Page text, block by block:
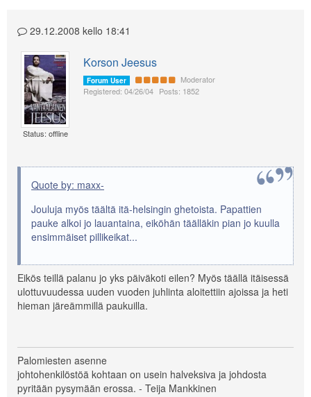
29.12.2008 kello 18:41
Status: offline
Korson Jeesus
Forum User
Moderator
Registered: 04/26/04 Posts: 1852
Quote by: maxx-
Jouluja myös täältä itä-helsingin ghetoista. Papattien
pauke alkoi jo lauantaina, eiköhän täälläkin pian jo kuulla
ensimmäiset pillikeikat...
Eikös teillä palanu jo yks päiväkoti eilen? Myös täällä itäisessä
ulottuvuudessa uuden vuoden juhlinta aloitettiin ajoissa ja heti
hieman järeämmillä paukuilla.
Palomiesten asenne
johtohenkilöstöä kohtaan on usein halveksiva ja johdosta
pyritään pysymään erossa. - Teija Mankkinen